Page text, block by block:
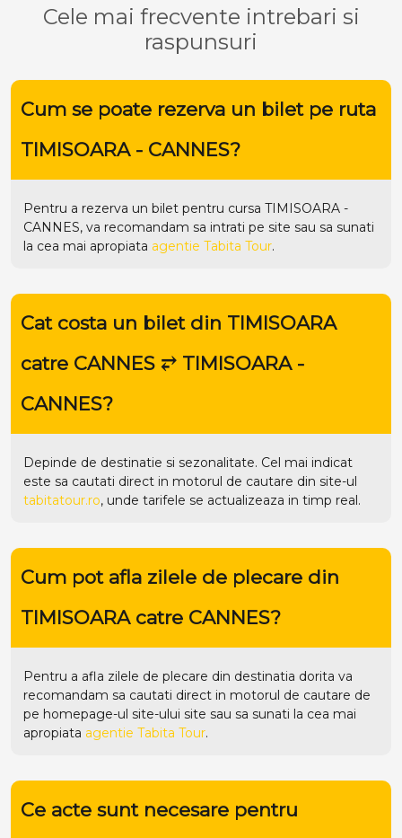
Cele mai frecvente intrebari si
raspunsuri
Cum se poate rezerva un bilet pe ruta
TIMISOARA - CANNES?
Pentru a rezerva un bilet pentru cursa TIMISOARA -
CANNES, va recomandam sa intrati pe site sau sa sunati
la cea mai apropiata agentie Tabita Tour.
Cat costa un bilet din TIMISOARA
catre CANNES ⥂ TIMISOARA -
CANNES?
Depinde de destinatie si sezonalitate. Cel mai indicat
este sa cautati direct in motorul de cautare din site-ul
tabitatour.ro, unde tarifele se actualizeaza in timp real.
Cum pot afla zilele de plecare din
TIMISOARA catre CANNES?
Pentru a afla zilele de plecare din destinatia dorita va
recomandam sa cautati direct in motorul de cautare de
pe homepage-ul site-ului site sau sa sunati la cea mai
apropiata agentie Tabita Tour.
Ce acte sunt necesare pentru